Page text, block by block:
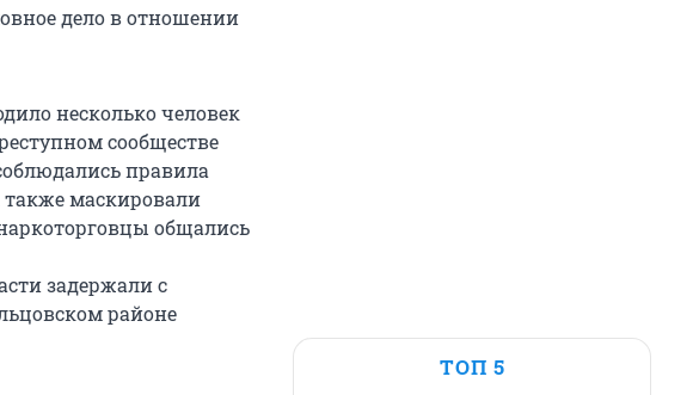
дело в отношении
несколько человек
сообществе
правила
маскировали
общались
задержали с
районе
ТОП 5